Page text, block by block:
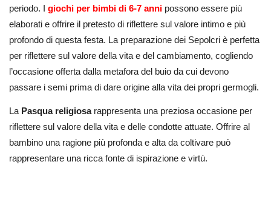
periodo. I giochi per bimbi di 6-7 anni possono essere più
elaborati e offrire il pretesto di riflettere sul valore intimo e più
profondo di questa festa. La preparazione dei Sepolcri è perfetta
per riflettere sul valore della vita e del cambiamento, cogliendo
l’occasione offerta dalla metafora del buio da cui devono
passare i semi prima di dare origine alla vita dei propri germogli.
La Pasqua religiosarappresenta una preziosa occasione per
riflettere sul valore della vita e delle condotte attuate. Offrire al
bambino una ragione più profonda e alta da coltivare può
rappresentare una ricca fonte di ispirazione e virtù.